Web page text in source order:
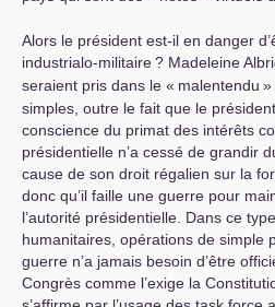
Alors le président est-il en danger
industrialo-militaire? Madeleine
seraient pris dans le « malentendu »
simples, outre le fait que le
conscience du primat des intérêts
présidentielle n’a cessé de grandir
cause de son droit régalien sur la
donc qu’il faille une guerre pour
l’autorité présidentielle. Dans ce
humanitaires, opérations de simple
guerre n’a jamais besoin d’être
Congrès comme l’exige la